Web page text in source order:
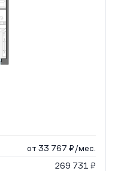
от 33 767 ₽/мес.
269 731 ₽